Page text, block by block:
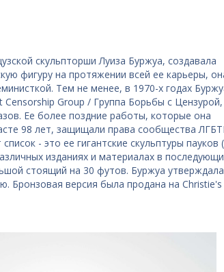
скульпторши Луиза Буржуа, создавала
фигуру на протяжении всей ее карьеры,
Тем не менее, в 1970-х годах
Censorship Group / Группа Борьбы с Цензурой,
Ее более поздние работы, которые она
98 лет, защищали права сообщества
- это ее гигантские скульптуры пауков
изданиях и материалах в
стоящий на 30 футов. Буржуа
Бронзовая версия была продана на Christie's